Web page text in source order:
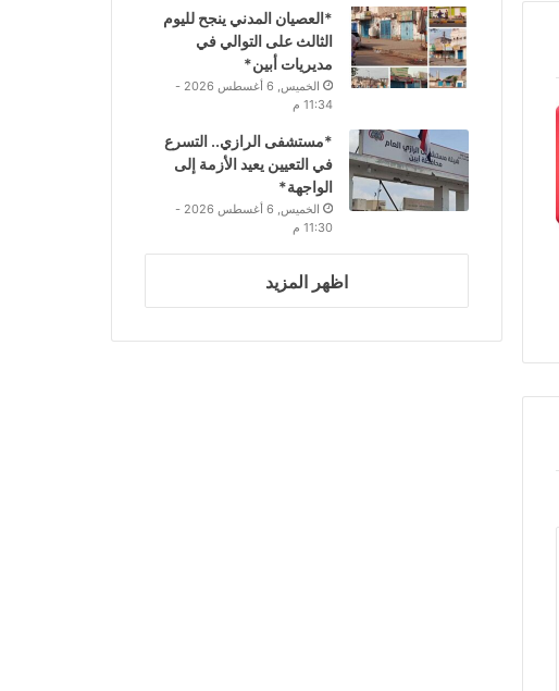
*العصيان المدني ينجح لليوم
الثالث على التوالي في
مديريات أبين*
الخميس, 6 أغسطس 2026 -
11:34 م
*مستشفى الرازي.. التسرع
في التعيين يعيد الأزمة إلى
الواجهة*
الخميس, 6 أغسطس 2026 -
11:30 م
اظهر المزيد